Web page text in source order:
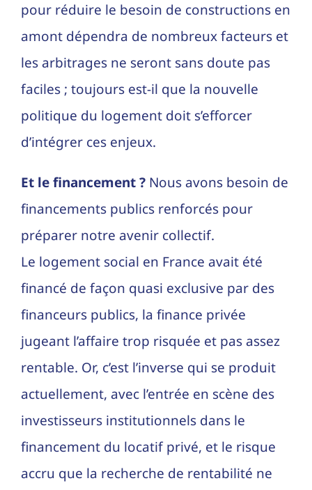
pour réduire le besoin de constructions en
amont dépendra de nombreux facteurs et
les arbitrages ne seront sans doute pas
faciles ; toujours est-il que la nouvelle
politique du logement doit s’efforcer
d’intégrer ces enjeux.
Et le financement ?Nous avons besoin de
financements publics renforcés pour
préparer notre avenir collectif.
Le logement social en France avait été
financé de façon quasi exclusive par des
financeurs publics, la finance privée
jugeant l’affaire trop risquée et pas assez
rentable. Or, c’est l’inverse qui se produit
actuellement, avec l’entrée en scène des
investisseurs institutionnels dans le
financement du locatif privé, et le risque
accru que la recherche de rentabilité ne